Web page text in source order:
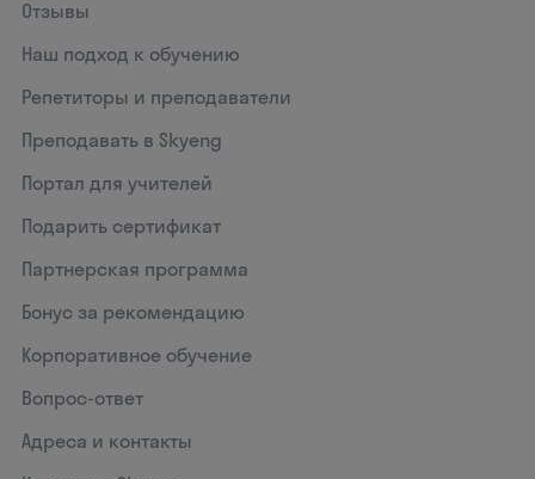
Отзывы
Наш подход к обучению
Репетиторы и преподаватели
Преподавать в Skyeng
Портал для учителей
Подарить сертификат
Партнерская программа
Бонус за рекомендацию
Корпоративное обучение
Вопрос-ответ
Адреса и контакты